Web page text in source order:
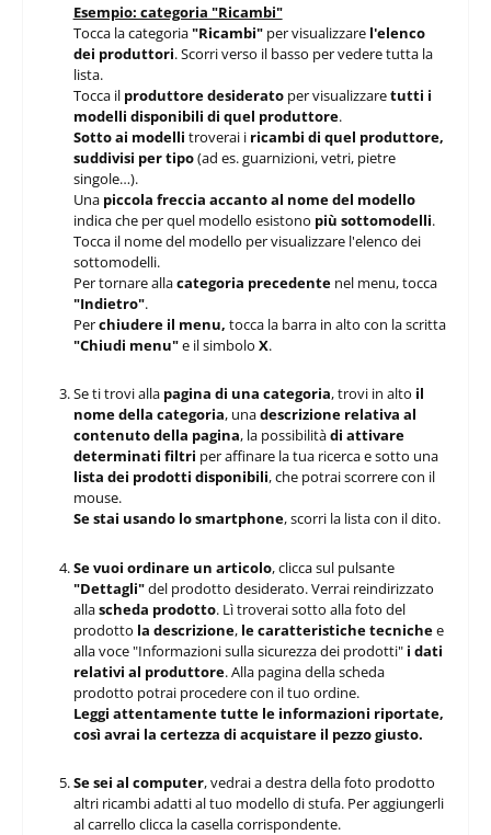
Esempio: categoria "Ricambi"
Tocca la categoria"Ricambi"per visualizzare l'elenco
dei produttori. Scorri verso il basso per vedere tutta la
lista.
Tocca il produttore desideratoper visualizzaretutti i
modelli disponibili di quel produttore.
Sotto ai modelli troverai i ricambi di quel produttore,
suddivisi per tipo(ad es. guarnizioni, vetri, pietre
singole…).
Una piccola freccia accanto al nome del modello
indica che per quel modello esistono più sottomodelli.
Tocca il nome del modello per visualizzare l'elenco dei
sottomodelli.
Per tornare allacategoria precedentenel menu, tocca
"Indietro".
Perchiudere il menu, tocca la barra in alto con la scritta
"Chiudi menu"e il simbolo X.
Se ti trovi alla pagina di una categoria, trovi in alto il
nome della categoria, unadescrizione relativa al
contenuto della pagina, la possibilitàdi attivare
determinati filtri per affinare la tua ricerca e sotto una
lista dei prodotti disponibili, che potrai scorrere con il
mouse.
Se stai usando lo smartphone, scorri la lista con il dito.
Se vuoi ordinare un articolo, clicca sul pulsante
"Dettagli"del prodotto desiderato. Verrai reindirizzato
allascheda prodotto. Lì troverai sotto alla foto del
prodotto la descrizione, le caratteristiche tecnichee
alla voce "Informazioni sulla sicurezza dei prodotti" i dati
relativi al produttore. Alla pagina della scheda
prodotto potrai procedere con il tuo ordine.
Leggi attentamente tutte le informazioni riportate,
così avrai la certezza di acquistare il pezzo giusto.
Se sei al computer, vedrai a destra della foto prodotto
altri ricambi adatti al tuo modello di stufa. Per aggiungerli
al carrello clicca la casella corrispondente.